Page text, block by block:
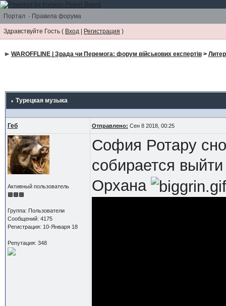
Портал · Правила форума
Здравствуйте Гость ( Вход | Регистрация )
WAROFFLINE | Зрада чи Перемога: форум військових експертів>
Турецкая музыка
Геб Отправлено: Сен 8 2018, 00:25
Активный пользователь
Группа: Пользователи
Сообщений: 4175
Регистрация: 10-Января 18
Репутация: 348
София Ротару
собирается выйти
Орхана